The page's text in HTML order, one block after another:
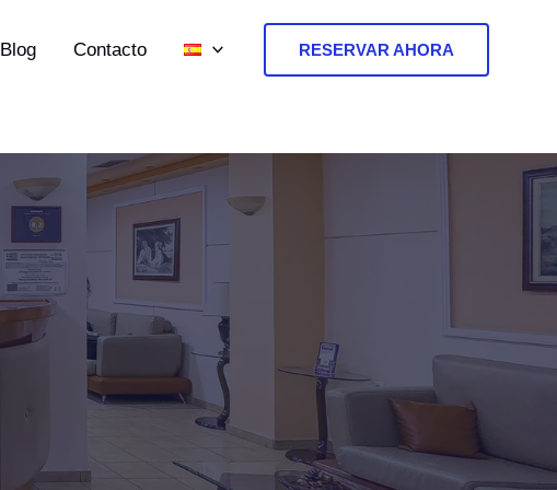
Blog Contacto RESERVAR AHORA